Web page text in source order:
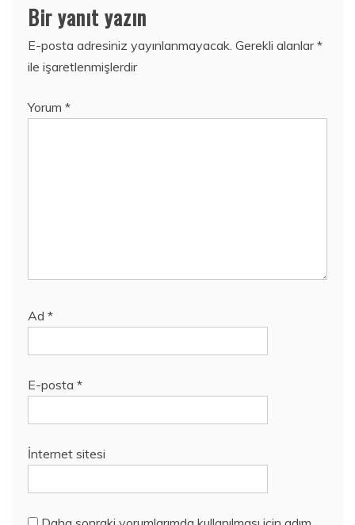
Bir yanıt yazın
E-posta adresiniz yayınlanmayacak. Gerekli alanlar*
ile işaretlenmişlerdir
Yorum *
Ad *
E-posta *
İnternet sitesi